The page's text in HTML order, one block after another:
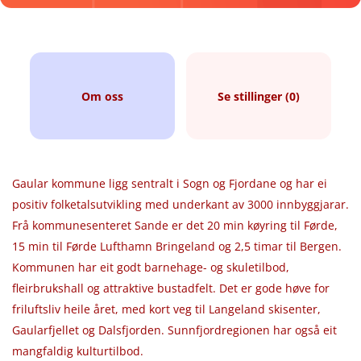
Om oss Se stillinger (0)
Gaular kommune ligg sentralt i Sogn og Fjordane og har ei
positiv folketalsutvikling med underkant av 3000 innbyggjarar.
Frå kommunesenteret Sande er det 20 min køyring til Førde,
15 min til Førde Lufthamn Bringeland og 2,5 timar til Bergen.
Kommunen har eit godt barnehage- og skuletilbod,
fleirbrukshall og attraktive bustadfelt. Det er gode høve for
friluftsliv heile året, med kort veg til Langeland skisenter,
Gaularfjellet og Dalsfjorden. Sunnfjordregionen har også eit
mangfaldig kulturtilbod.